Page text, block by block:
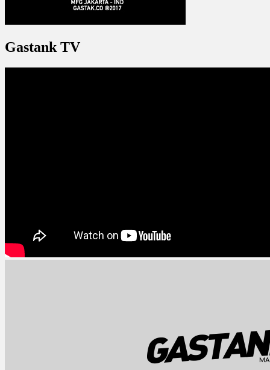
Gastank TV